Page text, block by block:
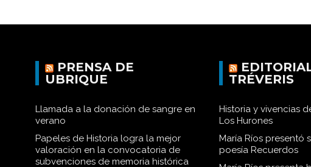
PRENSA DE
UBRIQUE
Llamada a la donación de sangre en
verano
Papeles de Historia logra la mejor
valoración en la convocatoria de
subvenciones de memoria histórica
TRÉVERIS
Historia y vivencias
Los Hurones
María Ríos presentó
poesía Recuerdos